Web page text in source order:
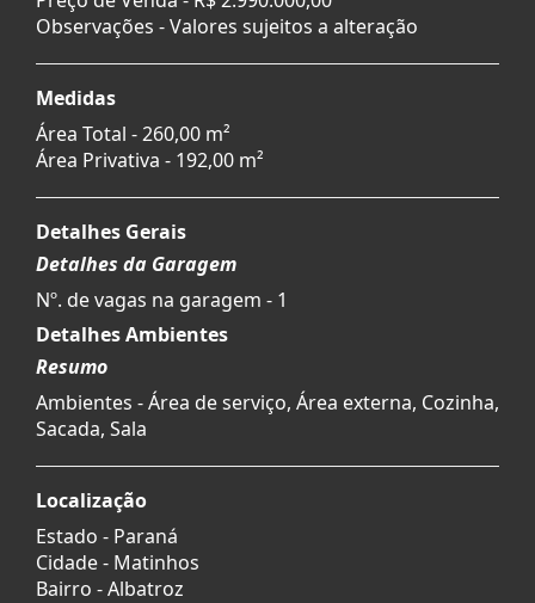
Observações - Valores sujeitos a alteração
Medidas
Área Total - 260,00 m²
Área Privativa - 192,00 m²
Detalhes Gerais
Detalhes da Garagem
Nº. de vagas na garagem - 1
Detalhes Ambientes
Resumo
Ambientes - Área de serviço, Área externa, Cozinha,
Sacada, Sala
Localização
Estado - Paraná
Cidade - Matinhos
Bairro -Albatroz